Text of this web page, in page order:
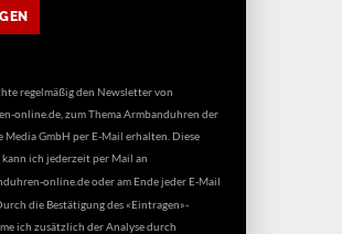
regelmäßig den Newsletter von
online.de, zum Thema Armbanduhren der
Media GmbH per E-Mail erhalten. Diese
ich jederzeit per Mail an
online.deoder am Ende jeder E-Mail
die Bestätigung des «Eintragen»-
ich zusätzlich der Analyse durch